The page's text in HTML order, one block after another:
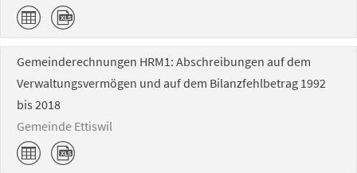
Gemeinderechnungen HRM1: Abschreibungen auf dem
Verwaltungsvermögen und auf dem Bilanzfehlbetrag 1992
bis 2018
Gemeinde Ettiswil